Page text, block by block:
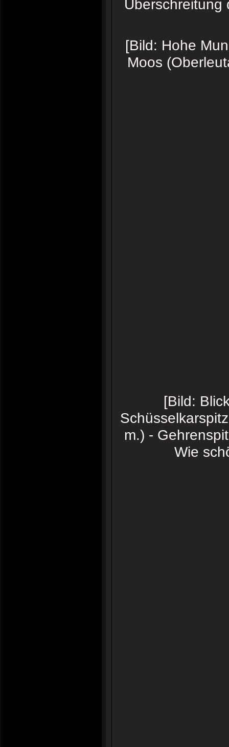
Überschreitung
[Bild: Hohe
Moos
[Bild:
m.) -
Wie